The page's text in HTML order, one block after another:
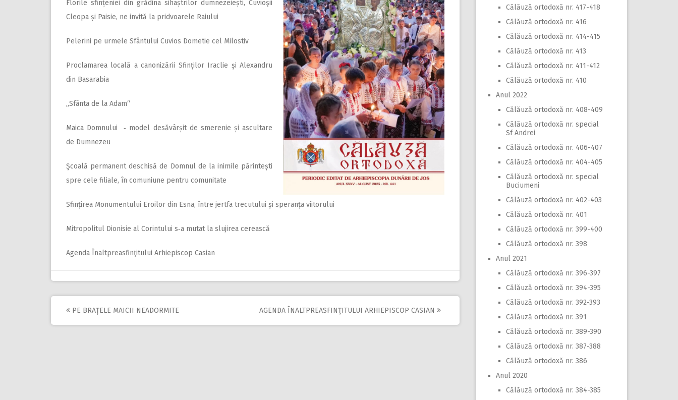
Florile sfințeniei din grădina sihaștrilor dumnezeiești, Cuvioşii
Cleopa și Paisie, ne invită la pridvoarele Raiului
Pelerini pe urmele Sfântului Cuvios Dometie cel Milostiv
Proclamarea locală a canonizării Sfinților Iraclie și Alexandru
din Basarabia
„Sfânta de la Adam“
Maica Domnului ‑ model desăvârșit de smerenie și ascultare
de Dumnezeu
Şcoală permanent deschisă de Domnul de la inimile părintești
spre cele filiale, în comuniune pentru comunitate
Sfințirea Monumentului Eroilor din Esna, între jertfa trecutului și speranța viitorului
Mitropolitul Dionisie al Corintului s‑a mutat la slujirea cerească
Agenda Înaltpreasfinţitului Arhiepiscop Casian
Post
PE BRAȚELE MAICII NEADORMITE AGENDA ÎNALTPREASFINŢITULUI ARHIEPISCOP CASIAN
Călăuză ortodoxă nr. 417-418
Călăuză ortodoxă nr. 416
Călăuză ortodoxă nr. 414-415
Călăuză ortodoxă nr. 413
Călăuză ortodoxă nr. 411-412
Călăuză ortodoxă nr. 410
Anul 2022
Călăuză ortodoxă nr. 408-409
Călăuză ortodoxă nr. special
Sf Andrei
Călăuză ortodoxă nr. 406-407
Călăuză ortodoxă nr. 404-405
Călăuză ortodoxă nr. special
Buciumeni
Călăuză ortodoxă nr. 402-403
Călăuză ortodoxă nr. 401
Călăuză ortodoxă nr. 399-400
Călăuză ortodoxă nr. 398
Anul 2021
Călăuză ortodoxă nr. 396-397
Călăuză ortodoxă nr. 394-395
Călăuză ortodoxă nr. 392-393
Călăuză ortodoxă nr. 391
Călăuză ortodoxă nr. 389-390
Călăuză ortodoxă nr. 387-388
Călăuză ortodoxă nr. 386
Anul 2020
Călăuză ortodoxă nr. 384-385